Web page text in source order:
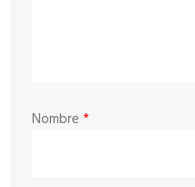
Nombre *